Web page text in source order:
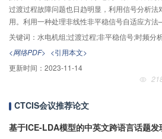
面糙率下水流与植被的相互作用提供参考。
过渡过程故障问题也日趋明显，利用信号分析
用。利用一种处理非线性非平稳信号自适应方
Mode Decompostion，VMD），对葛洲坝某台
析。首先，利用VMD方法对启动过渡过程仿真
法处理非线性非稳态信号的有效性。然后，利
测振动信号进行固有模态函数（IMF）的有效分
Huang（HHT）变换对各IMF进行瞬时频率计算
出，通过VMD分解后的IMF可划分为3部分：第1
第2部分主要为信号的基础分解，出现较强的规
映机组开机过程的振动变化规律；第3部分主要
关键词： 水电机组;过渡过程;非平稳信号;时频分
<网络PDF> <引用本文>
更新时间： 2023-11-14
CTCIS会议推荐论文
基于ICE-LDA模型的中英文跨语言话题发